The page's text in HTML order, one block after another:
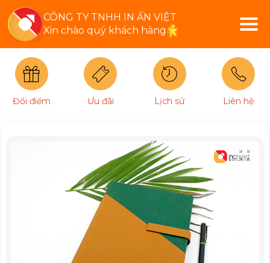
CÔNG TY TNHH IN ẤN VIỆT
Xin chào quý khách hàng
Đổi điểm Ưu đãi Lịch sử Liên hệ